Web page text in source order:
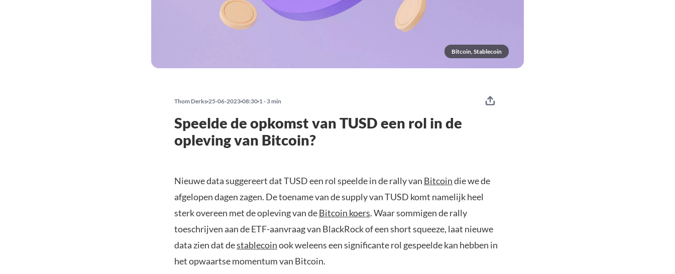
Bitcoin, Stablecoin
Thom Derks 25-06-2023 08:30 1 - 3 min
Speelde de opkomst van TUSD een rol in de
opleving van Bitcoin?
Nieuwe data suggereert dat TUSD een rol speelde in de rally van Bitcoindie we de
afgelopen dagen zagen. De toename van de supply van TUSD komt namelijk heel
sterk overeen met de opleving van deBitcoin koers. Waar sommigen de rally
toeschrijven aan de ETF-aanvraag van BlackRock of een short squeeze, laat nieuwe
data zien dat destablecoinook weleens een significante rol gespeelde kan hebben in
het opwaartse momentum van Bitcoin.